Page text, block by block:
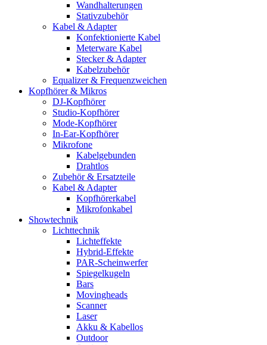
Wandhalterungen
Stativzubehör
Kabel & Adapter
Konfektionierte Kabel
Meterware Kabel
Stecker & Adapter
Kabelzubehör
Equalizer & Frequenzweichen
Kopfhörer & Mikros
DJ-Kopfhörer
Studio-Kopfhörer
Mode-Kopfhörer
In-Ear-Kopfhörer
Mikrofone
Kabelgebunden
Drahtlos
Zubehör & Ersatzteile
Kabel & Adapter
Kopfhörerkabel
Mikrofonkabel
Showtechnik
Lichttechnik
Lichteffekte
Hybrid-Effekte
PAR-Scheinwerfer
Spiegelkugeln
Bars
Movingheads
Scanner
Laser
Akku & Kabellos
Outdoor